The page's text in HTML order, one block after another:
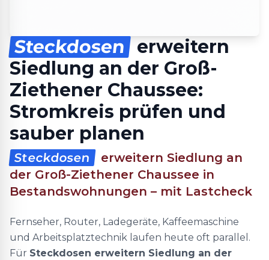
Steckdosen
erweitern
Siedlung an der Groß-
Ziethener Chaussee:
Stromkreis prüfen und
sauber planen
Steckdosen
erweitern Siedlung an
der Groß-Ziethener Chaussee in
Bestandswohnungen – mit Lastcheck
Fernseher, Router, Ladegeräte, Kaffeemaschine
und Arbeitsplatztechnik laufen heute oft parallel.
Für Steckdosen erweitern Siedlung an der